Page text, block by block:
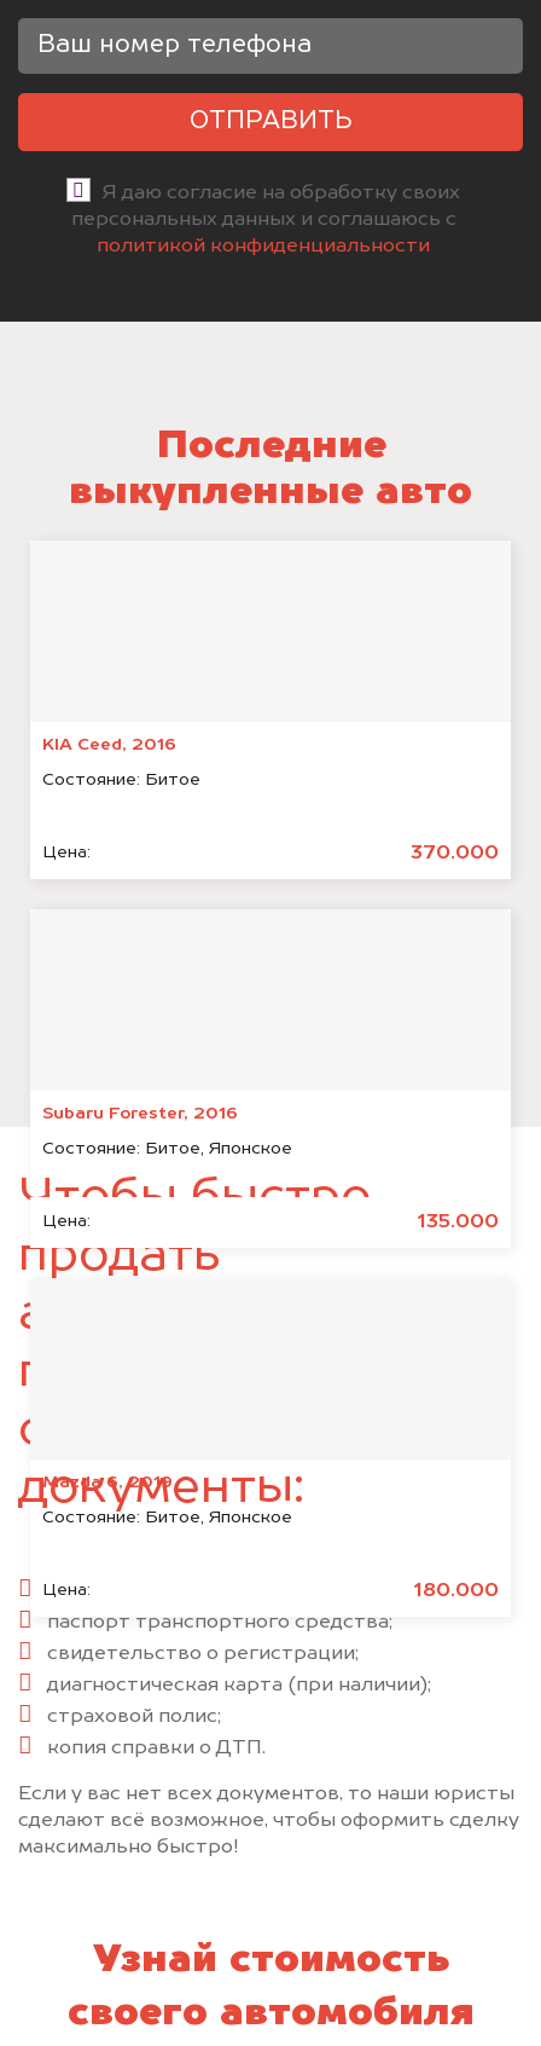
ОТПРАВИТЬ
Я даю согласие на обработку своих
персональных данных и соглашаюсь с
политикой конфиденциальности
Последние
выкупленные авто
KIA Ceed, 2016
Состояние: Битое
Цена: 370.000
Subaru Forester, 2016
Состояние: Битое, Японское
Цена: 135.000
Mazda 6, 2019
Состояние: Битое, Японское
Цена: 180.000
Чтобы быстро
продать
автомобиль,
подготовьте
следующие
документы:
паспорт гражданина РФ;
паспорт транспортного средства;
свидетельство о регистрации;
диагностическая карта (при наличии);
страховой полис;
копия справки о ДТП.
Если у вас нет всех документов, то наши юристы
сделают всё возможное, чтобы оформить сделку
максимально быстро!
Узнай стоимость
своего автомобиля